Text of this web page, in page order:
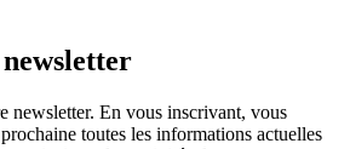
newsletter. En vous inscrivant, vous
toutes les informations actuelles